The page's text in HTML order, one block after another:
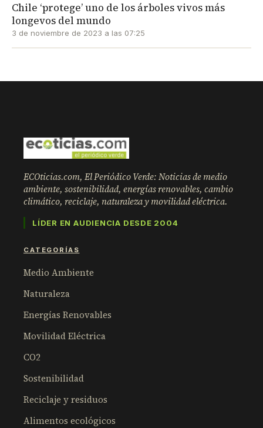
Chile ‘protege’ uno de los árboles vivos más
longevos del mundo
3 de noviembre de 2023 a las 07:25
ECOticias.com, El Periódico Verde: Noticias de medio
ambiente, sostenibilidad, energías renovables, cambio
climático, reciclaje, naturaleza y movilidad eléctrica.
LÍDER EN AUDIENCIA DESDE 2004
CATEGORÍAS
Medio Ambiente
Naturaleza
Energías Renovables
Movilidad Eléctrica
CO2
Sostenibilidad
Reciclaje y residuos
Alimentos ecológicos